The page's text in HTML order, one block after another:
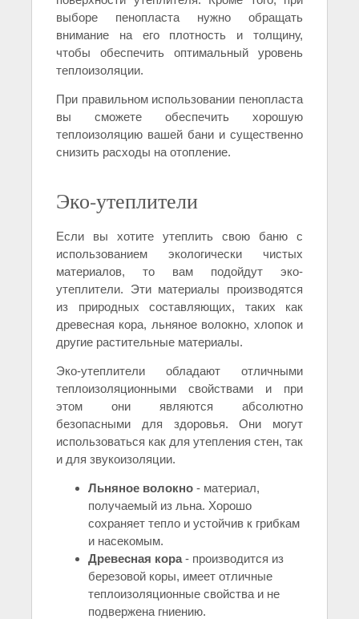
выборе пенопласта нужно обращать
внимание на его плотность и толщину,
чтобы обеспечить оптимальный уровень
теплоизоляции.
При правильном использовании пенопласта
вы сможете обеспечить хорошую
теплоизоляцию вашей бани и существенно
снизить расходы на отопление.
Эко-утеплители
Если вы хотите утеплить свою баню с
использованием экологически чистых
материалов, то вам подойдут эко-
утеплители. Эти материалы производятся
из природных составляющих, таких как
древесная кора, льняное волокно, хлопок и
другие растительные материалы.
Эко-утеплители обладают отличными
теплоизоляционными свойствами и при
этом они являются абсолютно
безопасными для здоровья. Они могут
использоваться как для утепления стен, так
и для звукоизоляции.
Льняное волокно - материал,
получаемый из льна. Хорошо
сохраняет тепло и устойчив к грибкам
и насекомым.
Древесная кора- производится из
березовой коры, имеет отличные
теплоизоляционные свойства и не
подвержена гниению.